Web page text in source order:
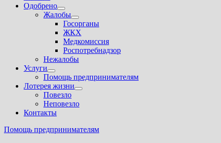
Одобрено
Показать
подменю
Жалобы
Показать
подменю
Госорганы
ЖКХ
Медкомиссия
Роспотребнадзор
Нежалобы
Услуги
Показать
подменю
Помощь предпринимателям
Лотерея жизни
Показать
Повезло
Неповезло
Контакты
Помощь предпринимателям